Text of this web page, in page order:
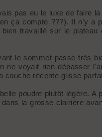
pas eu le luxe de faire
ça compte ???). Il n'y a
travaillé sur le
le sommet passe très
ne voyait rien dépasser
couche récente glisse
poudre plutôt légère.
la grosse clairière